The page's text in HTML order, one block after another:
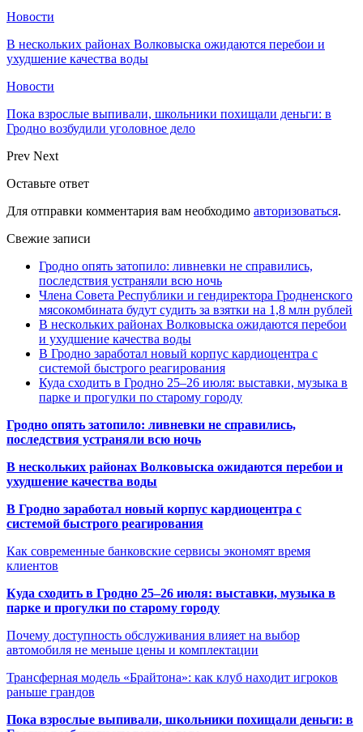
Новости
В нескольких районах Волковыска ожидаются перебои и
ухудшение качества воды
Новости
Пока взрослые выпивали, школьники похищали деньги: в
Гродно возбудили уголовное дело
Prev Next
Оставьте ответ
Для отправки комментария вам необходимо авторизоваться.
Свежие записи
Гродно опять затопило: ливневки не справились,
последствия устраняли всю ночь
Члена Совета Республики и гендиректора Гродненского
мясокомбината будут судить за взятки на 1,8 млн рублей
В нескольких районах Волковыска ожидаются перебои
и ухудшение качества воды
В Гродно заработал новый корпус кардиоцентра с
системой быстрого реагирования
Куда сходить в Гродно 25–26 июля: выставки, музыка в
парке и прогулки по старому городу
Гродно опять затопило: ливневки не справились,
последствия устраняли всю ночь
В нескольких районах Волковыска ожидаются перебои и
ухудшение качества воды
В Гродно заработал новый корпус кардиоцентра с
системой быстрого реагирования
Как современные банковские сервисы экономят время
клиентов
Куда сходить в Гродно 25–26 июля: выставки, музыка в
парке и прогулки по старому городу
Почему доступность обслуживания влияет на выбор
автомобиля не меньше цены и комплектации
Трансферная модель «Брайтона»: как клуб находит игроков
раньше грандов
Пока взрослые выпивали, школьники похищали деньги: в